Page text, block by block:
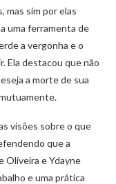
mas sim por elas
uma ferramenta de
a vergonha e o
Ela destacou que não
a morte de sua
visões sobre o que
que a
Oliveira e Ydayne
e uma prática